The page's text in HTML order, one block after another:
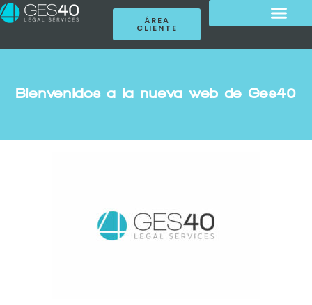
ÁREA
CLIENTE
Bienvenidos a la nueva web de Ges40